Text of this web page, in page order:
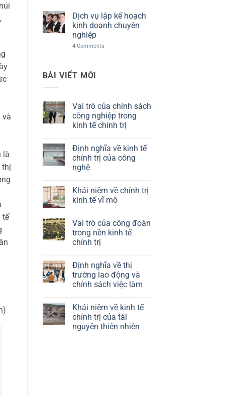
và
là
thị
tế
Dịch vụ lập kế hoạch
kinh doanh chuyên
nghiệp
4Comments
BÀI VIẾT MỚI
Vai trò của chính sách
công nghiệp trong
kinh tế chính trị
bình
luận
ở
Vai
chính
sách
công
kinh
tế
chính
trị
Định nghĩa về kinh tế
chính trị của công
nghệ
bình
luận
ở
về
kinh
tế
chính
công
nghệ
Khái niệm về chính trị
kinh tế vĩ mô
bình
luận
ở
Khái
chính
trị
kinh
tế
vĩ
Vai trò của công đoàn
trong nền kinh tế
chính trị
bình
luận
ở
Vai
công
đoàn
trong
nền
kinh
Định nghĩa về thị
trường lao động và
chính sách việc làm
bình
luận
ở
Định
Khái niệm về kinh tế
chính trị của tài
nguyên thiên nhiên